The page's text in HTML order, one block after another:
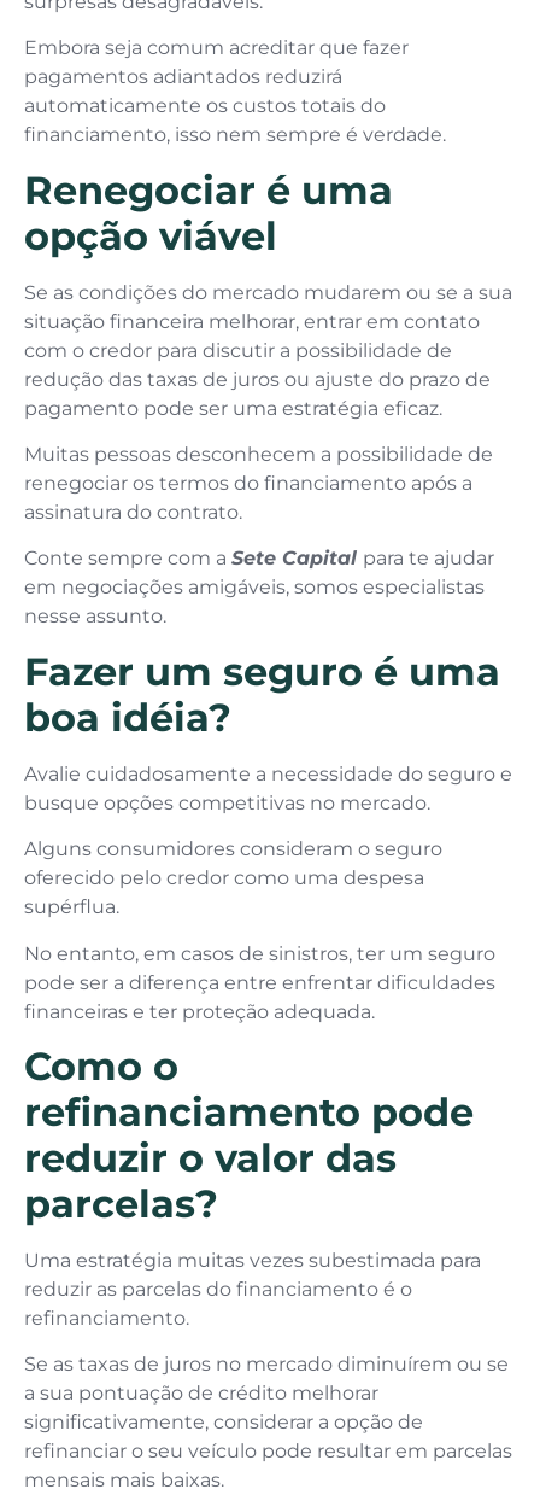
Embora seja comum acreditar que fazer
pagamentos adiantados reduzirá
automaticamente os custos totais do
financiamento, isso nem sempre é verdade.
Renegociar é uma
opção viável
Se as condições do mercado mudarem ou se a sua
situação financeira melhorar, entrar em contato
com o credor para discutir a possibilidade de
redução das taxas de juros ou ajuste do prazo de
pagamento pode ser uma estratégia eficaz.
Muitas pessoas desconhecem a possibilidade de
renegociar os termos do financiamento após a
assinatura do contrato.
Conte sempre com a Sete Capital para te ajudar
em negociações amigáveis, somos especialistas
nesse assunto.
Fazer um seguro é uma
boa idéia?
Avalie cuidadosamente a necessidade do seguro e
busque opções competitivas no mercado.
Alguns consumidores consideram o seguro
oferecido pelo credor como uma despesa
supérflua.
No entanto, em casos de sinistros, ter um seguro
pode ser a diferença entre enfrentar dificuldades
financeiras e ter proteção adequada.
Como o
refinanciamento pode
reduzir o valor das
parcelas?
Uma estratégia muitas vezes subestimada para
reduzir as parcelas do financiamento é o
refinanciamento.
Se as taxas de juros no mercado diminuírem ou se
a sua pontuação de crédito melhorar
significativamente, considerar a opção de
refinanciar o seu veículo pode resultar em parcelas
mensais mais baixas.